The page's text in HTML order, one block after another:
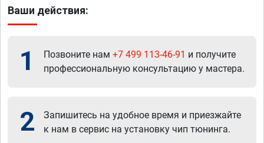
Ваши действия:
1 Позвоните нам +7 499 113-46-91 и получите
профессиональную консультацию у мастера.
2
Запишитесь на удобное время и приезжайте
к нам в сервис на установку чип тюнинга.